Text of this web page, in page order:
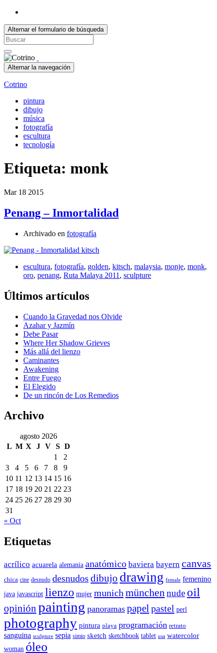
Alternar el formulario de búsqueda
Search
for:
Alternar la navegación
Cotrino
pintura
dibujo
música
fotografía
escultura
tecnología
Etiqueta: monk
Mar 18 2015
Penang – Inmortalidad
Archivado en fotografía
escultura, fotografía, golden, kitsch, malaysia, monje, monk,
oro, penang, Ruta Malaya 2011 , sculpture
Últimos artículos
Cuando la Gravedad nos Olvide
Azahar y Jazmín
Debe Pasar
Where Her Shadow Grieves
Más allá del lienzo
Caminantes
Awakening
Entre Fuego
El Elegido
De un rincón de Los Remedios
Archivo
agosto 2026
L M X J V S D
1
2
3
4 5 6 7 8
9
10 11 12 13 14 15 16
17 18 19 20 21 22 23
24 25 26 27 28 29 30
31
« Oct
Etiquetas
acrílico acuarela alemania anatómico baviera bayern canvas
chica cine desnudo desnudos dibujo drawing female femenino
java javascript lienzo mujer munich münchennude oil
opinión painting panoramas papelpastel perl
photography pintura playa programación retrato
sanguina sculpture sepia simio sketch sketchbook tablet usa watercolor
woman óleo